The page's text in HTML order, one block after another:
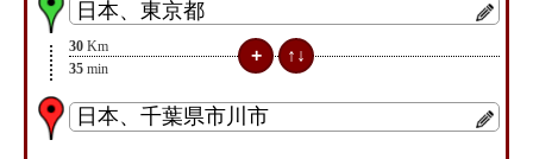
30 Km
35 min